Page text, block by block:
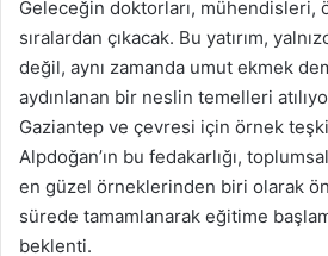
Geleceğin doktorları, mühendisleri,
sıralardan çıkacak. Bu yatırım,
değil, aynı zamanda umut ekmek
aydınlanan bir neslin temelleri
Gaziantep ve çevresi için örnek
Alpdoğan’ın bu fedakarlığı,
en güzel örneklerinden biri olarak
sürede tamamlanarak eğitime
beklenti.